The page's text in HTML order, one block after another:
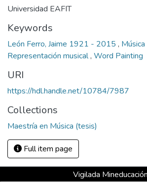
Universidad EAFIT
Keywords
León Ferro, Jaime 1921 - 2015 ,
Representación musical, Word Painting
URI
https://hdl.handle.net/10784/7987
Collections
Maestría en Música (tesis)
Full item page
Vigilada Mineducación